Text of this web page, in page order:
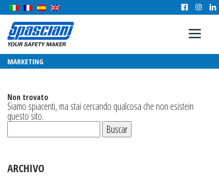
MARKETING
Non trovato
Siamo spiacenti, ma stai cercando qualcosa che non esistein
questo sito.
ARCHIVO